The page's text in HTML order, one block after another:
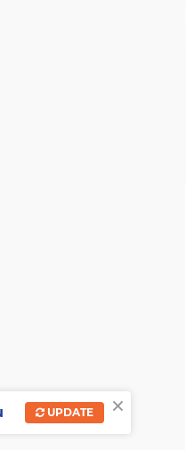
×
UPDATE